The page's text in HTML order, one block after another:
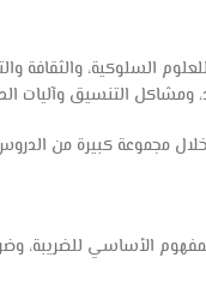
والثقافة
ومشاكل التنسيق وآليات
مجموعة كبيرة من الدروس
الأساسي للضريبة،